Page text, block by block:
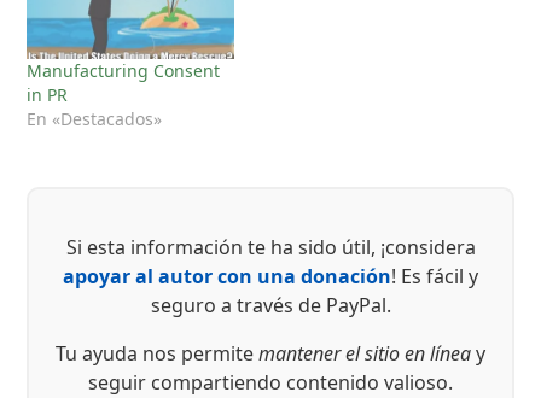
Manufacturing Consent
in PR
En «Destacados»
Si esta información te ha sido útil, ¡considera
apoyar al autor con una donación! Es fácil y
seguro a través de PayPal.
Tu ayuda nos permitemantener el sitio en líneay
seguir compartiendo contenido valioso.